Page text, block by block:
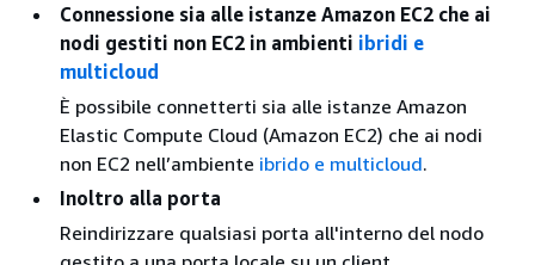
Connessione sia alle istanze Amazon EC2 che ai
nodi gestiti non EC2 in ambienti ibridi e
multicloud
È possibile connetterti sia alle istanze Amazon
Elastic Compute Cloud (Amazon EC2) che ai nodi
non EC2 nell’ambiente ibrido e multicloud.
Inoltro alla porta
Reindirizzare qualsiasi porta all'interno del nodo